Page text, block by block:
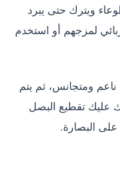
ويترك حتى يبرد
لمزجهم أو استخدم
ومتجانس، ثم يتم
عليك تقطيع البصل
البصارة.